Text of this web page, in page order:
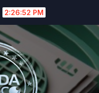
2:26:53 PM